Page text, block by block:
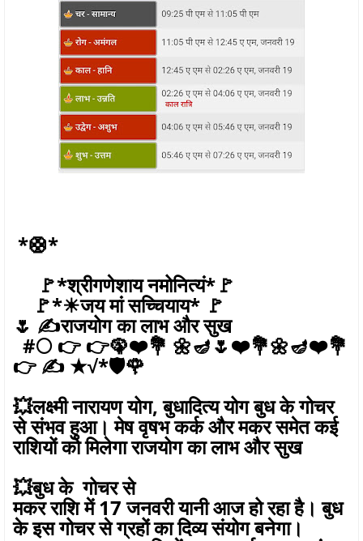
*🛟*
🚩*श्रीगणेशाय नमोनित्यं*🚩
🚩*☀जय मां सच्चियाय* 🚩
🌷 ✍️राजयोग का लाभ और सुख
#🌕 👉 👉🦚❤️💐 🌼🪔🌷❤️💐🌼🪔❤️💐
👉 ✍️ ★√*🛡️🌹
💥लक्ष्मी नारायण योग, बुधादित्य योग बुध के गोचर
से संभव हुआ। मेष वृषभ कर्क और मकर समेत कई
राशियों को मिलेगा राजयोग का लाभ और सुख
💥बुध के गोचर से
मकर राशि में 17 जनवरी यानी आज हो रहा है। बुध
के इस गोचर से ग्रहों का दिव्य संयोग बनेगा।